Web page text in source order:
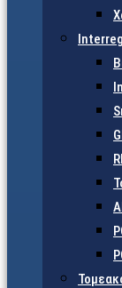
Interreg